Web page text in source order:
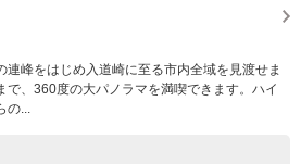
連峰をはじめ入道崎に至る市内全域を見渡せま
で、360度の大パノラマを満喫できます。ハイ
...